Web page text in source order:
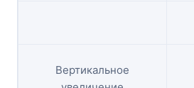
Вертикальное